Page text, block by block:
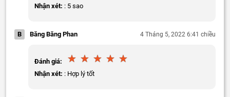
Nhận xét: : 5 sao
B Băng Băng Phan 4 Tháng 5, 2022 6:41 chiều
Đánh giá:
Nhận xét: : Hợp lý tốt